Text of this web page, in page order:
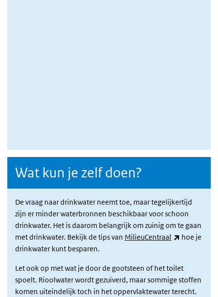
Wat kun je zelf doen?
De vraag naar drinkwater neemt toe, maar tegelijkertijd
zijn er minder waterbronnen beschikbaar voor schoon
drinkwater. Het is daarom belangrijk om zuinig om te gaan
met drinkwater. Bekijk de tips van MilieuCentraal (externe
hoe je
drinkwater kunt besparen.
Let ook op met wat je door de gootsteen of het toilet
spoelt. Rioolwater wordt gezuiverd, maar sommige stoffen
komen uiteindelijk toch in het oppervlaktewater terecht.